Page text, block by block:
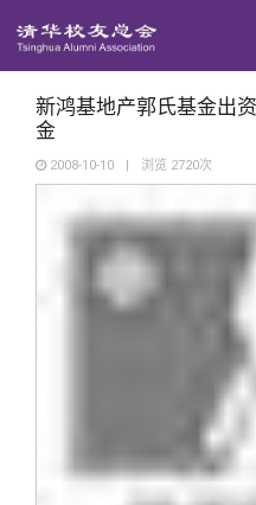
地区联络
年级联络
兴趣群体
西南联大
回馈母校
捐赠项目
捐赠方法
义工计划
媒体平台
《清华校
我要订阅
新媒体平
清华故事
青春风采
终身学习
信息化服
校友总会
总会简介
关闭
新鸿基地产郭氏基金出
金
2008-10-10 | 浏览 2720次